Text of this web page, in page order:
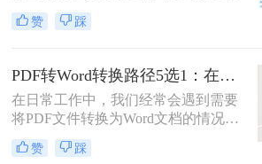
广受欢迎，但在某些情况下，我们可
能需要将其转换为DOC（Microsoft
那么pdf文件怎么转换成doc文件呢？
本文将介绍三种将PDF文件转换成
DOC文件的方法。
赞 踩
PDF转Word转换路径5选1：在线、软件、手机端各场景最优解！
在日常工作中，我们经常会遇到需要
将PDF文件转换为Word文档的情况，
以便对内容进行编辑或修改。那么pdf
转word怎么转呢？本文将介绍五种将
赞 踩